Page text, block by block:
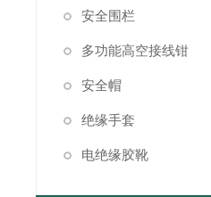
安全围栏
多功能高空接线钳
安全帽
绝缘手套
电绝缘胶靴